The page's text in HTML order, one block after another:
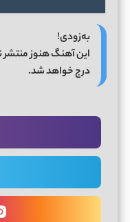
به‌زودی!
این آهنگ هنوز
درج خواهد شد.